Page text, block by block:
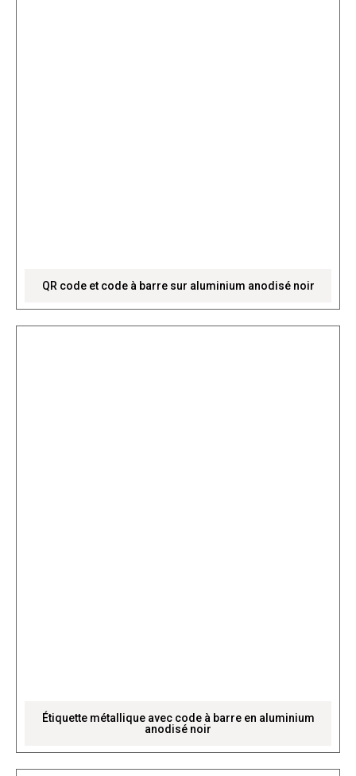
QR code et code à barre sur aluminium anodisé noir
Étiquette métallique avec code à barre en aluminium
anodisé noir